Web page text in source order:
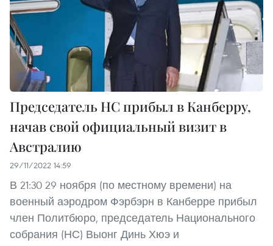
Председатель НC прибыл в Канберру,
начав свой официальный визит в
Австралию
29/11/2022 14:59
В 21:30 29 ноября (по местному времени) на
военный аэродром Фэрбэрн в Канберре прибыл
член Политбюро, председатель Национального
собрания (НС) Выонг Динь Хюэ и